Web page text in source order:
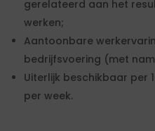
gerelateerd aan het
werken;
Aantoonbare
bedrijfsvoering (met
Uiterlijk beschikbaar per
per week.